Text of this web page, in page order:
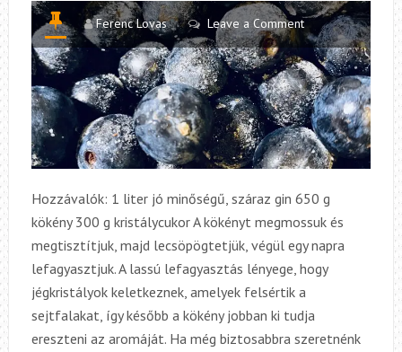
Ferenc Lovas Leave a Comment
Hozzávalók: 1 liter jó minőségű, száraz gin 650 g
kökény 300 g kristálycukor A kökényt megmossuk és
megtisztítjuk, majd lecsöpögtetjük, végül egy napra
lefagyasztjuk. A lassú lefagyasztás lényege, hogy
jégkristályok keletkeznek, amelyek felsértik a
sejtfalakat, így később a kökény jobban ki tudja
ereszteni az aromáját. Ha még biztosabbra szeretnénk